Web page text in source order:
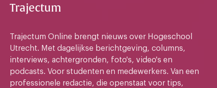
Trajectum
Trajectum Online brengt nieuws over Hogeschool
Utrecht. Met dagelijkse berichtgeving, columns,
interviews, achtergronden, foto's, video's en
podcasts. Voor studenten en medewerkers. Van een
professionele redactie, die openstaat voor tips,